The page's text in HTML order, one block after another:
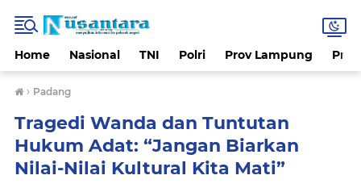
Home Nasional TNI Polri Prov Lampung
› Padang
Tragedi Wanda dan Tuntutan
Hukum Adat: “Jangan Biarkan
Nilai-Nilai Kultural Kita Mati”